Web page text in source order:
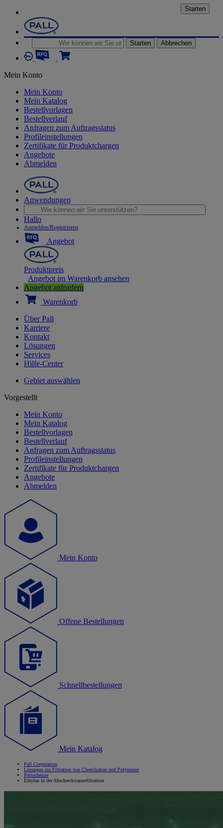
Starten Abbrechen
Mein Konto
Mein Konto
Mein Katalog
Bestellvorlagen
Bestellverlauf
Anfragen zum Auftragsstatus
Profileinstellungen
Zertifikate für Produktchargen
Angebote
Abmelden
Anwendungen
Starten
Hallo
Anmelden/Registrieren
Angebot
Produktpreis
Angebot im Warenkorb ansehen
Angebot anfordern
Warenkorb
Über Pall
Karriere
Kontakt
Lösungen
Services
Hilfe-Center
Gebiet auswählen
Vorgestellt
Mein Konto
Mein Katalog
Bestellvorlagen
Bestellverlauf
Anfragen zum Auftragsstatus
Profileinstellungen
Zertifikate für Produktchargen
Angebote
Abmelden
Mein Konto
Offene Bestellungen
Schnellbestellungen
Mein Katalog
Pall Corporation
Lösungen zur Filtration von Chemikalien und Polymeren
Petrochemie
Ethylen in der Abschreckwasserfiltration